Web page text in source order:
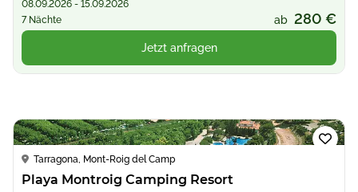
08.09.2026 - 15.09.2026
7 Nächte
ab 280 €
Jetzt anfragen
Loading...
Tarragona, Mont-Roig del Camp
Playa Montroig Camping Resort